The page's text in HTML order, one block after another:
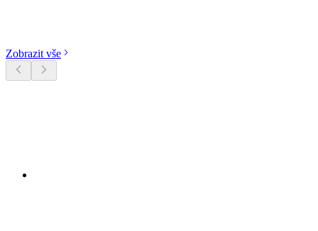
Zobrazit vše